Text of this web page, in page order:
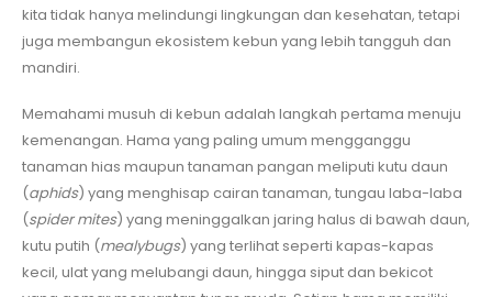
kita tidak hanya melindungi lingkungan dan kesehatan, tetapi
juga membangun ekosistem kebun yang lebih tangguh dan
mandiri.
Memahami musuh di kebun adalah langkah pertama menuju
kemenangan. Hama yang paling umum mengganggu
tanaman hias maupun tanaman pangan meliputi kutu daun
(aphids) yang menghisap cairan tanaman, tungau laba-laba
(spider mites) yang meninggalkan jaring halus di bawah daun,
kutu putih (mealybugs) yang terlihat seperti kapas-kapas
kecil, ulat yang melubangi daun, hingga siput dan bekicot